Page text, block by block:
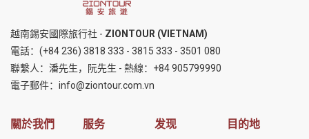
越南錫安國際旅行社 - ZIONTOUR (VIETNAM)
電話： (+84 236) 3818 333 - 3815 333 - 3501 080
聯繫人：潘先生，阮先生 - 熱線： +84 905799990
電子郵件： info@ziontour.com.vn
關於我們 服务 发现 目的地